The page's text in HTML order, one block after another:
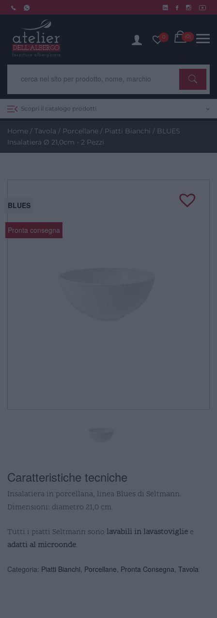
Skip
to
0 Cart
(0)
Scopri il catalogo prodotti
Home / Tavola / Porcellane / Piatti Bianchi / BLUES
Insalatiera Ø 21,0cm - 2 Pezzi
Pronta consegna
BLUES
Caratteristiche tecniche
Insalatiera in porcellana, linea Blues di Seltmann.
Dimensioni: diametro 21,0 cm.
Tutti i piatti Seltmann sono lavabili in lavastoviglie e
adatti al microonde.
Categoria: Piatti Bianchi Porcellane Pronta Consegna Tavola